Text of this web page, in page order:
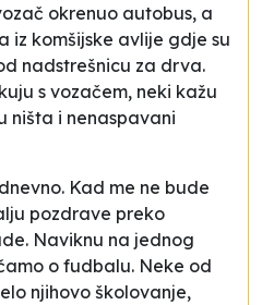
okrenuo autobus, a
iz komšijske avlije gdje su
nadstrešnicu za drva.
s vozačem, neki kažu
ništa i nenaspavani
Kad me ne bude
pozdrave preko
Naviknu na jednog
o fudbalu. Neke od
njihovo školovanje,